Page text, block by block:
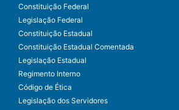
Constituição Federal
Legislação Federal
Constituição Estadual
Constituição Estadual Comentada
Legislação Estadual
Regimento Interno
Código de Ética
Legislação dos Servidores